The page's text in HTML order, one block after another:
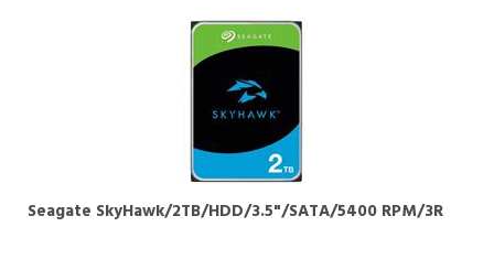
Seagate SkyHawk/2TB/HDD/3.5"/SATA/5400 RPM/3R